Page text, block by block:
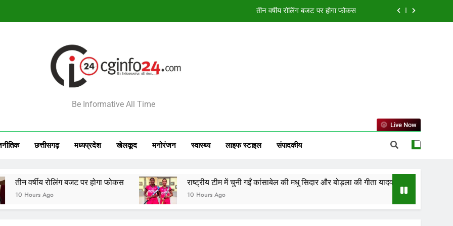
राष्ट्रीय टीम में चुनी गईं कांसाबेल की मधु सिदार और बोड़ला की गीता यादव खेलो इंडिया एक्सीलेंस सेंटर, बिलासपुर में ले रहीं प्रशिक्षण
आज का राशिफल 7 अगस्त 2026: इन राशियों की चमकेगी किस्मत, जानें करियर, कारोबार और धन लाभ का हाल
राष्ट्रीय टीम में चुनी गईं कांसाबेल की मधु सिदार और बोड़ला की गीता यादव खेलो इंडिया एक्सीलेंस सेंटर, बिलासपुर में ले रहीं प्रशिक्षण
Be Informative All Time
छत्तीसगढ़ मध्‍यप्रदेश खेलकूद मनोरंजन स्‍वास्‍थ्‍य लाइफ स्टाइल संपादकीय
Live Now
रोलिंग बजट पर होगा फोकस राष्ट्रीय टीम में चुनी गईं कांसाबेल की मधु सिदार और बोड़ला की गीता यादव खेलो इंडिया एक्सीलेंस सेंटर,
10 Hours Ago